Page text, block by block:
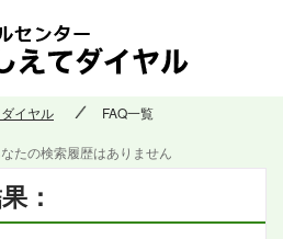
イヤル FAQ一覧
：
たの検索履歴はありません